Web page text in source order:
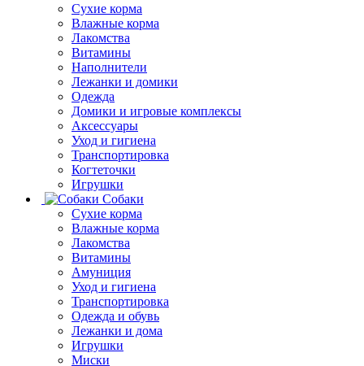
Сухие корма
Влажные корма
Лакомства
Витамины
Наполнители
Лежанки и домики
Одежда
Домики и игровые комплексы
Аксессуары
Уход и гигиена
Транспортировка
Когтеточки
Игрушки
Собаки
Сухие корма
Влажные корма
Лакомства
Витамины
Амуниция
Уход и гигиена
Транспортировка
Одежда и обувь
Лежанки и дома
Игрушки
Миски